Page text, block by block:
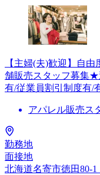
【主婦(夫)歓迎】自
舗販売スタッフ募集★
有/従業員割引制度有
アパレル販売ス
勤務地
面接地
北海道名寄市徳田80-1